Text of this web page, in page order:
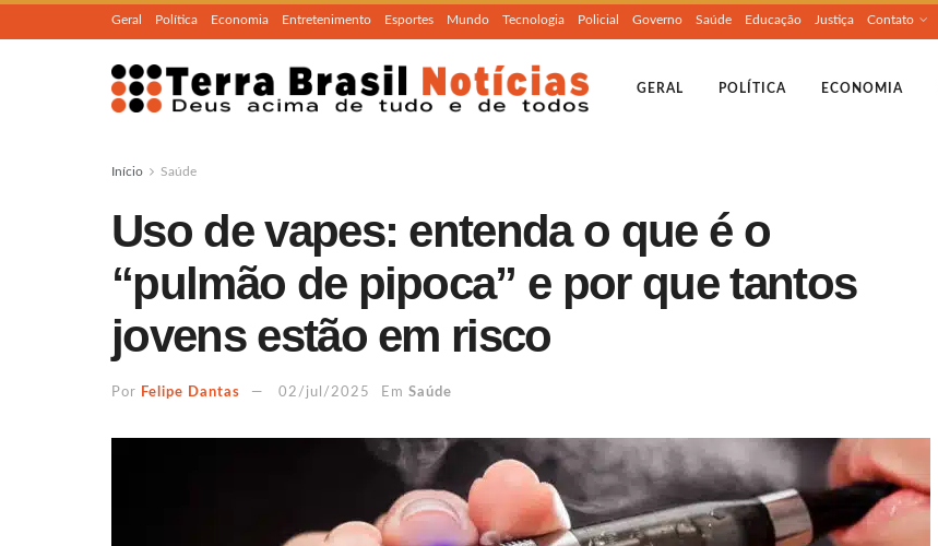
Geral Política Economia Entretenimento Esportes Mundo Tecnologia Policial Governo Saúde Educação Justiça Contato
GERAL POLÍTICA ECONOMIA
Início Saúde
Uso de vapes: entenda o que é o
“pulmão de pipoca” e por que tantos
jovens estão em risco
Por Felipe Dantas 02/jul/2025 Em Saúde